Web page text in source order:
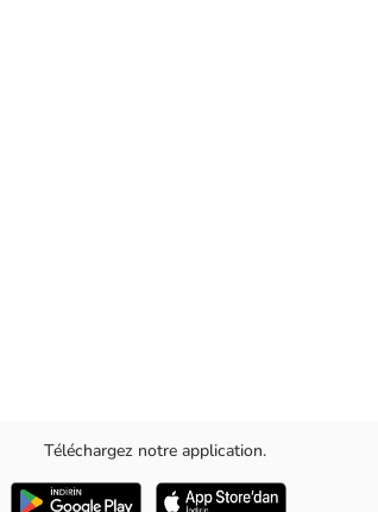
Téléchargez notre application.